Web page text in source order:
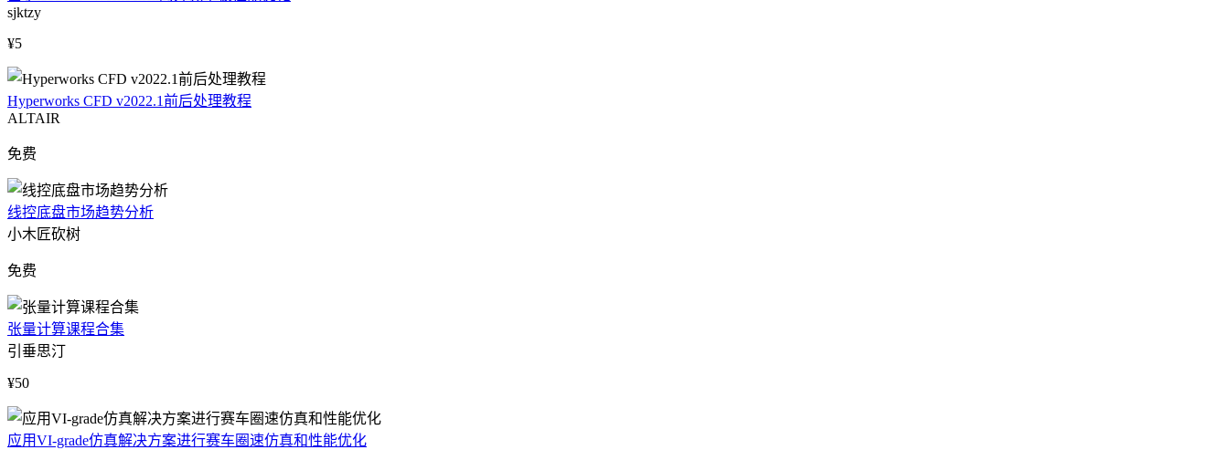
sjktzy
¥5
Hyperworks CFD v2022.1前后处理教程
ALTAIR
免费
线控底盘市场趋势分析
小木匠砍树
免费
张量计算课程合集
引垂思汀
¥50
应用VI-grade仿真解决方案进行赛车圈速仿真和性能优化